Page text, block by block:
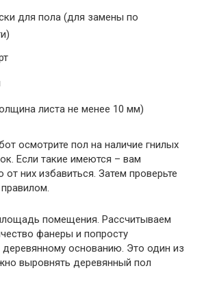
для пола (для замены по
листа не менее 10 мм)
осмотрите пол на наличие гнилых
Если такие имеются – вам
от них избавиться. Затем проверьте
помещения. Рассчитываем
фанеры и попросту
деревянному основанию. Это один из
выровнять деревянный пол